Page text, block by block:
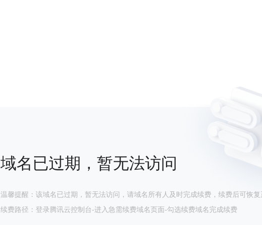
域名已过期，暂无法访问
温馨提醒：该域名已过期，暂无法访问，请域名所有人及时完成续费，续费后可恢复
续费路径：登录腾讯云控制台-进入急需续费域名页面-勾选续费域名完成续费